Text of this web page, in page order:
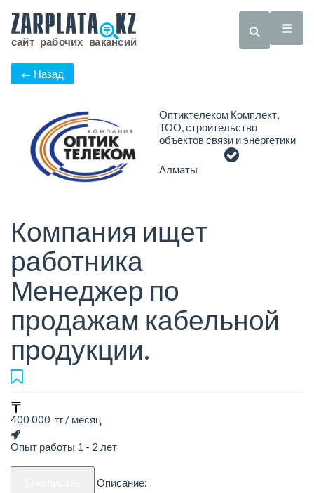
← Назад
Оптиктелеком Комплект,
ТОО, строительство
объектов связи и энергетики
Алматы
Компания ищет
работника
Менеджер по
продажам кабельной
продукции.
400 000 тг / месяц
Опыт работы 1 - 2 лет
Описание: